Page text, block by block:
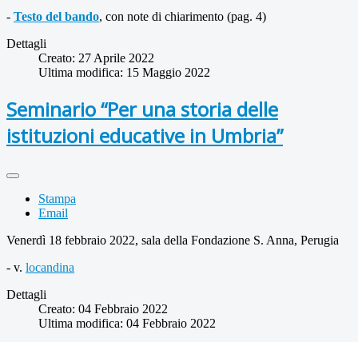
- Testo del bando, con note di chiarimento (pag. 4)
Dettagli
Creato: 27 Aprile 2022
Ultima modifica: 15 Maggio 2022
Seminario “Per una storia delle
istituzioni educative in Umbria”
Stampa
Email
Venerdì 18 febbraio 2022, sala della Fondazione S. Anna, Perugia
- v. locandina
Dettagli
Creato: 04 Febbraio 2022
Ultima modifica: 04 Febbraio 2022